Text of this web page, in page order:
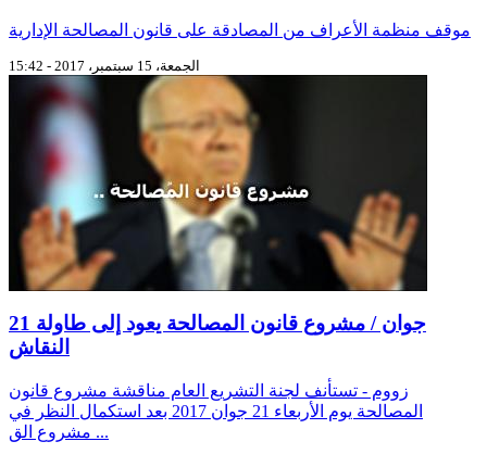
موقف منظمة الأعراف من المصادقة على قانون المصالحة الإدارية
الجمعة، 15 سبتمبر، 2017 - 15:42
21 جوان / مشروع قانون المصالحة يعود إلى طاولة
النقاش
زووم - تستأنف لجنة التشريع العام مناقشة مشروع قانون
المصالحة يوم الأربعاء 21 جوان 2017 بعد استكمال النظر في
مشروع الق ...